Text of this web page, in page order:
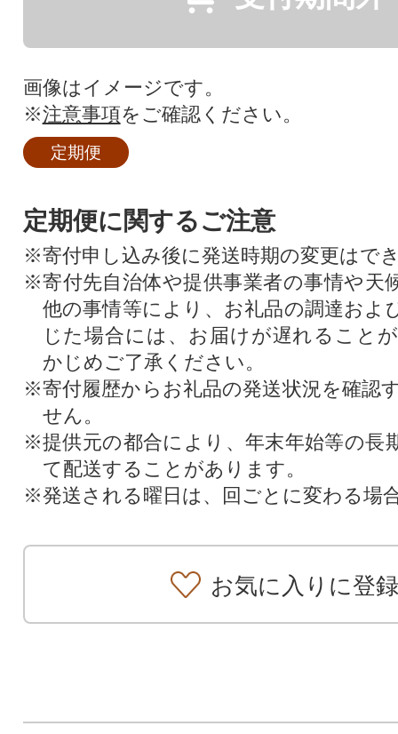
画像はイメージです。
※注意事項をご確認ください。
定期便
定期便に関するご注意
※寄付申し込み後に発送時期の変更はで
※寄付先自治体や提供事業者の事情や天
他の事情等により、お礼品の調達およ
じた場合には、お届けが遅れること
かじめご了承ください。
※寄付履歴からお礼品の発送状況を確認
せん。
※提供元の都合により、年末年始等の長
て配送することがあります。
※発送される曜日は、回ごとに変わる場
お気に入りに登録